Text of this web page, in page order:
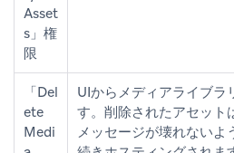
Asset
s」権
限
「Del
ete
Medi
UIからメディアライブラ
す。削除されたアセット
メッセージが壊れないよ